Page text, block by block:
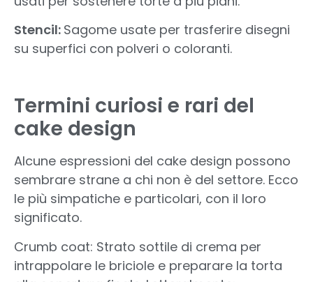
Stencil: Sagome usate per trasferire disegni
su superfici con polveri o coloranti.
Termini curiosi e rari del
cake design
Alcune espressioni del cake design possono
sembrare strane a chi non è del settore. Ecco
le più simpatiche e particolari, con il loro
significato.
Crumb coat: Strato sottile di crema per
intrappolare le briciole e preparare la torta